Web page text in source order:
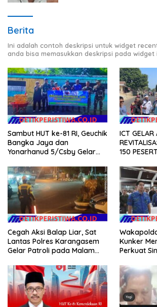
Berita
Ini adalah contoh deskripsi untuk widget
anda bisa memasukkan deskripsi pada widget
Sambut HUT ke-81 RI, Geuchik
Bangka Jaya dan
Yonarhanud 5/Csby Gelar
Gerakan Indonesia Asri
ICT GELAR
150
Cegah Aksi Balap Liar, Sat
Lantas Polres Karangasem
Gelar Patroli pada Malam
Kunker
Perkuat
Masyarakat